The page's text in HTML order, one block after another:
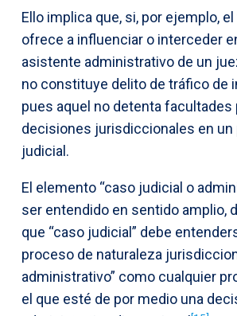
Ello implica que, si, por ejemplo,
ofrece a influenciar o interceder
asistente administrativo de un
no constituye delito de tráfico de
pues aquel no detenta facultades
decisiones jurisdiccionales en
judicial.
El elemento “caso judicial o
ser entendido en sentido amplio,
que “caso judicial” debe
proceso de naturaleza
administrativo” como cualquier
el que esté de por medio una